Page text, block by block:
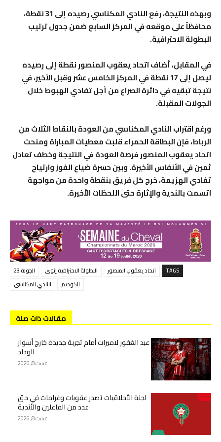
وبهذه النتيجة، رفع النادي المكناسي رصيده إلى 31 نقطة،
محافظاً على موقعه في المركز السابع ضمن جدول ترتيب
البطولة الاحترافية.
في المقابل، أضاف اتحاد يعقوب المنصور نقطة إلى رصيده
ليصل إلى 17 نقطة في المركز الخامس عشر وقبل الأخير، في
نتيجة تبقيه في دائرة الصراع من أجل تفادي الهبوط خلال
الجولات المقبلة.
ورغم اقتراب النادي المكناسي من العودة بالنقاط الثلاث من
الرباط، فإن البطاقة الحمراء قلبت معطيات المباراة ومنحت
اتحاد يعقوب المنصور فرصة العودة في النتيجة وخطف تعادل
ثمين في الأنفاس الأخيرة. وبين حسرة ضياع الفوز وارتياح
تفادي الهزيمة، خرج كل فريق بنقطة واحدة من مواجهة
اتسمت بالندية والإثارة حتى اللحظات الأخيرة.
TAGS اتحاد يعقوب المنصور البطولة الاحترافية إنوي
الجولة 23
الكوديم
النادي المكناسي
مقالات ذات صلة
عبد الغفور لاميرات أمام تجربة جديدة خارج أسوار
الوداد
غشت 8, 2026
لجنة الأخلاقيات تصدر عقوبات وغرامات في حق
عدد من الفاعلين والأندية
غشت 8, 2026